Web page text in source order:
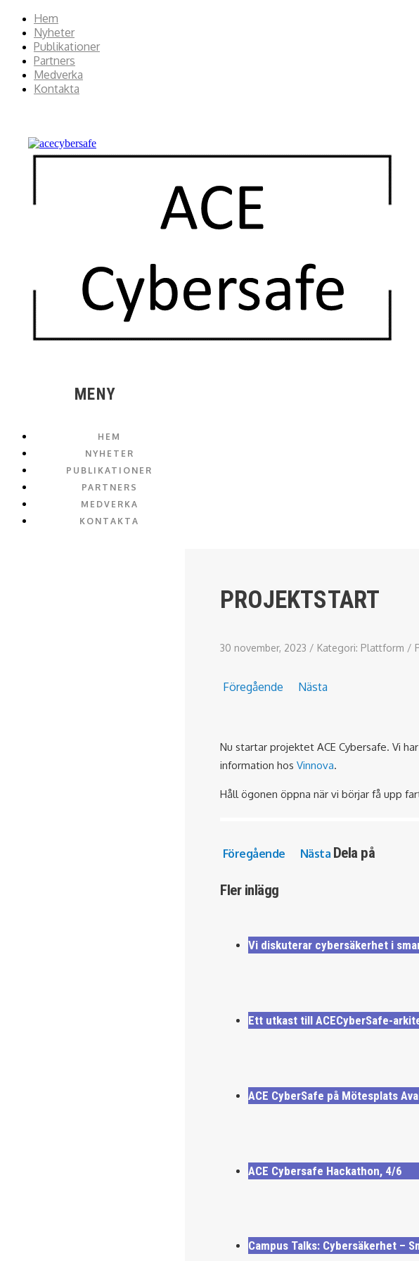
Hem
Nyheter
Publikationer
Partners
Medverka
Kontakta
MENY
HEM
NYHETER
PUBLIKATIONER
PARTNERS
MEDVERKA
KONTAKTA
PROJEKTSTART
30 november, 2023 / Kategori: Plattform /
Föregående Nästa
Nu startar projektet ACE Cybersafe. Vi
information hos Vinnova.
Håll ögonen öppna när vi börjar få upp
Föregående Nästa Dela på
Fler inlägg
Vi diskuterar cybersäkerhet i
Ett utkast till ACECyberSafe-
ACE CyberSafe på Mötesplats
ACE Cybersafe Hackathon, 4/6
Campus Talks: Cybersäkerhet –